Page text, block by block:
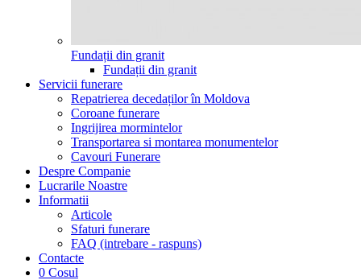
Fundații din granit
Fundații din granit
Servicii funerare
Repatrierea decedaților în Moldova
Coroane funerare
Ingrijirea mormintelor
Transportarea si montarea monumentelor
Cavouri Funerare
Despre Companie
Lucrarile Noastre
Informatii
Articole
Sfaturi funerare
FAQ (intrebare - raspuns)
Contacte
0 Cosul